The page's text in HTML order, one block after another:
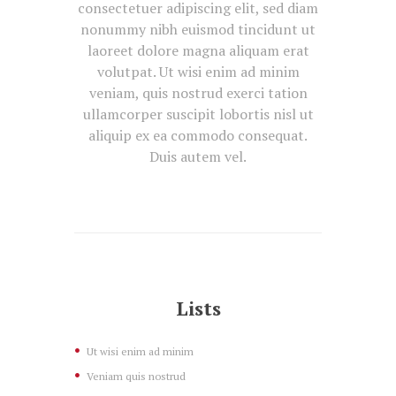
consectetuer adipiscing elit, sed diam
nonummy nibh euismod tincidunt ut
laoreet dolore magna aliquam erat
volutpat. Ut wisi enim ad minim
veniam, quis nostrud exerci tation
ullamcorper suscipit lobortis nisl ut
aliquip ex ea commodo consequat.
Duis autem vel.
Lists
Ut wisi enim ad minim
Veniam quis nostrud